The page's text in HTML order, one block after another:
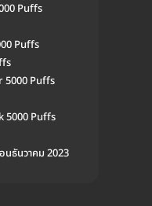
Puffs
Puffs
5000 Puffs
5000 Puffs
ธันวาคม 2023